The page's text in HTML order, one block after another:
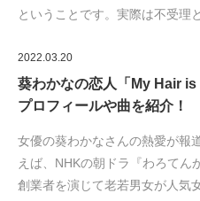
ということです。実際は不受理
2022.03.20
葵わかなの恋人「My Hair
プロフィールや曲を紹介！
女優の葵わかなさんの熱愛が報
えば、NHKの朝ドラ『わろてん
創業者を演じて老若男女が人気